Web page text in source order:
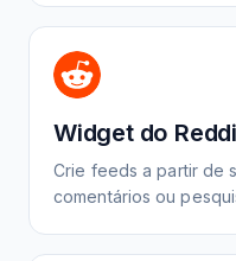
Widget do
Crie feeds a partir de
comentários ou